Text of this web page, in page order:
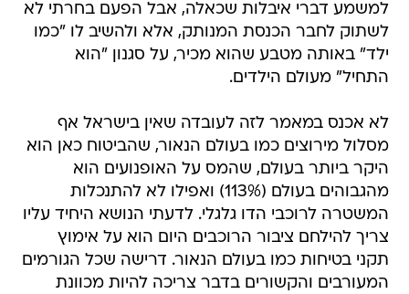
למשמע דברי איבלות שכאלה, אבל הפעם בחרתי לא
לשתוק לחבר הכנסת המנותק, אלא ולהשיב לו "כמו
ילד" באותה מטבע שהוא מכיר, על סגנון "הוא
התחיל" מעולם הילדים.
לא אכנס במאמר לזה לעובדה שאין בישראל אף
מסלול מירוצים כמו בעולם הנאור, שהביטוח כאן הוא
היקר ביותר בעולם, שהמס על האופנועים הוא
מהגבוהים בעולם (113%) ואפילו לא להתנכלות
המשטרה לרוכבי הדו גלגלי. לדעתי הנושא היחיד עליו
צריך להילחם ציבור הרוכבים היום הוא על אימוץ
תקני בטיחות כמו בעולם הנאור. דרישה שכל הגורמים
המעורבים והקשורים בדבר צריכה להיות מכוונת